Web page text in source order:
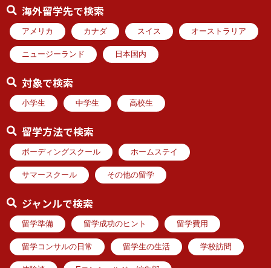
海外留学先で検索
アメリカ カナダ スイス オーストラリア
ニュージーランド 日本国内
対象で検索
小学生 中学生 高校生
留学方法で検索
ボーディングスクール ホームステイ
サマースクール その他の留学
ジャンルで検索
留学準備 留学成功のヒント 留学費用
留学コンサルの日常 留学生の生活 学校訪問